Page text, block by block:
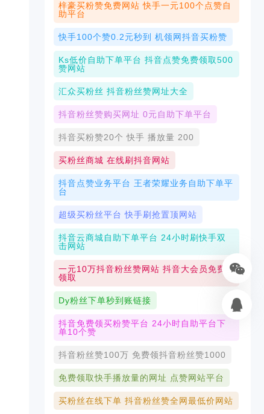
梓豪买粉赞免费网站 快手一元100个点赞自
助平台
快手100个赞0.2元秒到 机领网抖音买粉赞
Ks低价自助下单平台 抖音点赞免费领取500
赞网站
汇众买粉丝 抖音粉丝赞网址大全
抖音粉丝赞购买网址 0元自助下单平台
抖音买粉赞20个 快手 播放量 200
买粉丝商城 在线刷抖音网站
抖音点赞业务平台 王者荣耀业务自助下单平
台
超级买粉丝平台 快手刷抢置顶网站
抖音云商城自助下单平台 24小时刷快手双
击网站
一元10万抖音粉丝赞网站 抖音大会员免费
领取
Dy粉丝下单秒到账链接
抖音免费领买粉赞平台 24小时自助平台下
单10个赞
抖音粉丝赞100万 免费领抖音粉丝赞1000
免费领取快手播放量的网址 点赞网站平台
买粉丝在线下单 抖音粉丝赞全网最低价网站